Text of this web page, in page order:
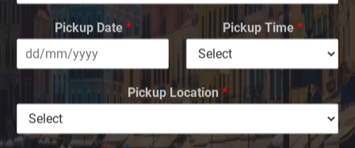
Pickup Date * Pickup Time *
Pickup Location *